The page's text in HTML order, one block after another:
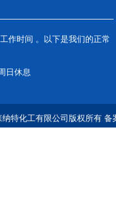
作时间 。以下是我们的正常
日休息
特化工有限公司版权所有 备